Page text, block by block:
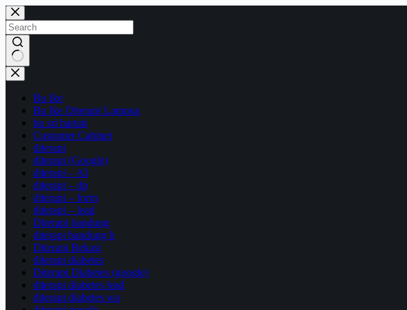
Skip
to
content
No
results
Bu Ike
Bu Ike Diterapi Lamona
bu sri hartati
Customer Cabinet
diterapi
diterapi (Google)
diterapi – AI
diterapi – dp
diterapi – form
diterapi – lead
Diterapi bandung
diterapi bandung h
Diterapi Bekasi
diterapi diabetes
Diterapi Diabetes (google)
diterapi diabetes lead
diterapi diabetes wa